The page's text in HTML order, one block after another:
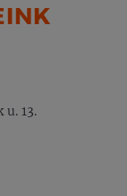
13.